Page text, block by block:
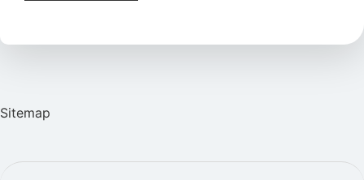
Kapatır
Sitemap